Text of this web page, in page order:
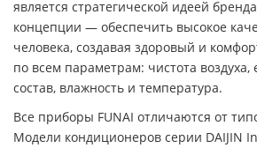
является стратегической идеей
концепции — обеспечить высокое
человека, создавая здоровый и
по всем параметрам: чистота воздуха,
состав, влажность и температура.
Все приборы FUNAI отличаются от
Модели кондиционеров серии DAIJIN